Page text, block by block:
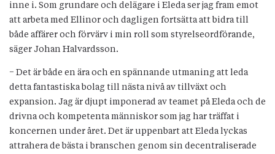
inne i. Som grundare och delägare i Eleda ser jag fram emot
att arbeta med Ellinor och dagligen fortsätta att bidra till
både affärer och förvärv i min roll som styrelseordförande,
säger Johan Halvardsson.
− Det är både en ära och en spännande utmaning att leda
detta fantastiska bolag till nästa nivå av tillväxt och
expansion. Jag är djupt imponerad av teamet på Eleda och de
drivna och kompetenta människor som jag har träffat i
koncernen under året. Det är uppenbart att Eleda lyckas
attrahera de bästa i branschen genom sin decentraliserade